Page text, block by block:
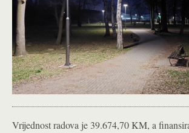
Vrijednost radova je 39.674,70 KM, a